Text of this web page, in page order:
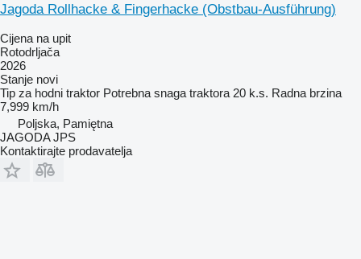
Jagoda Rollhacke & Fingerhacke (Obstbau-Ausführung)
Cijena na upit
Rotodrljača
2026
Stanje novi
Tip za hodni traktor Potrebna snaga traktora 20 k.s. Radna brzina
7,999 km/h
Poljska, Pamiętna
JAGODA JPS
Kontaktirajte prodavatelja